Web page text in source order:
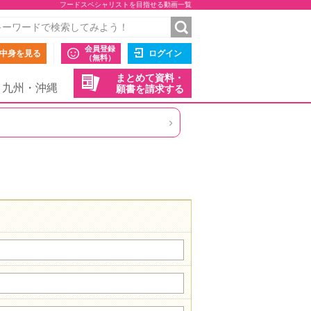
フードスペシャリストを目指せる動画一覧
身を見る
会員登録
（無料）
ログイン
まとめて資料・
願書を請求する
九州・沖縄
›